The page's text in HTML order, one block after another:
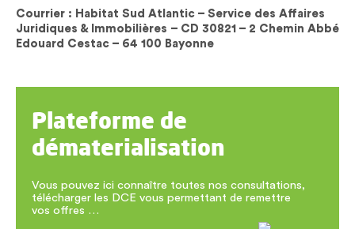
Courrier : Habitat Sud Atlantic – Service des Affaires
Juridiques & Immobilières – CD 30821 – 2 Chemin Abbé
Edouard Cestac – 64 100 Bayonne
Plateforme de
dématerialisation
Vous pouvez ici connaître toutes nos consultations,
télécharger les DCE vous permettant de remettre
vos offres …